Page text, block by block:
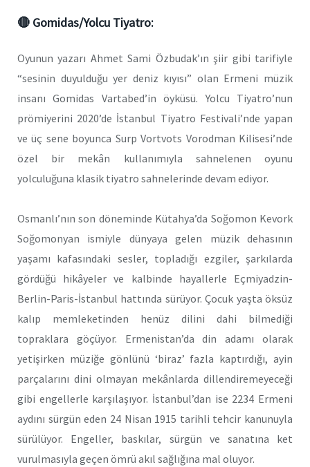
🔴 Gomidas/Yolcu Tiyatro:
Oyunun yazarı Ahmet Sami Özbudak’ın şiir gibi tarifiyle
“sesinin duyulduğu yer deniz kıyısı” olan Ermeni müzik
insanı Gomidas Vartabed’in öyküsü. Yolcu Tiyatro’nun
prömiyerini 2020’de İstanbul Tiyatro Festivali’nde yapan
ve üç sene boyunca Surp Vortvots Vorodman Kilisesi’nde
özel bir mekân kullanımıyla sahnelenen oyunu
yolculuğuna klasik tiyatro sahnelerinde devam ediyor.
Osmanlı’nın son döneminde Kütahya’da Soğomon Kevork
Soğomonyan ismiyle dünyaya gelen müzik dehasının
yaşamı kafasındaki sesler, topladığı ezgiler, şarkılarda
gördüğü hikâyeler ve kalbinde hayallerle Eçmiyadzin-
Berlin-Paris-İstanbul hattında sürüyor. Çocuk yaşta öksüz
kalıp memleketinden henüz dilini dahi bilmediği
topraklara göçüyor. Ermenistan’da din adamı olarak
yetişirken müziğe gönlünü ‘biraz’ fazla kaptırdığı, ayin
parçalarını dini olmayan mekânlarda dillendiremeyeceği
gibi engellerle karşılaşıyor. İstanbul’dan ise 2234 Ermeni
aydını sürgün eden 24 Nisan 1915 tarihli tehcir kanunuyla
sürülüyor. Engeller, baskılar, sürgün ve sanatına ket
vurulmasıyla geçen ömrü akıl sağlığına mal oluyor.